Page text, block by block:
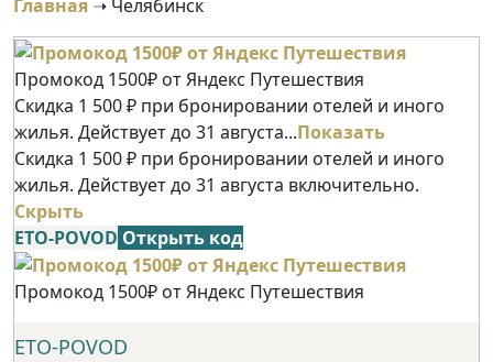
Главная ➝ Челябинск
Промокод 1500₽ от Яндекс Путешествия
Скидка 1 500 ₽ при бронировании отелей и иного
жилья. Действует до 31 августа...Показать
Скидка 1 500 ₽ при бронировании отелей и иного
жилья. Действует до 31 августа включительно.
Скрыть
ETO-POVOD Открыть код
Промокод 1500₽ от Яндекс Путешествия
ETO-POVOD